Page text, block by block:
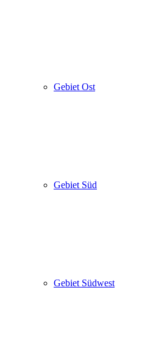
Gebiet Ost
Gebiet Süd
Gebiet Südwest